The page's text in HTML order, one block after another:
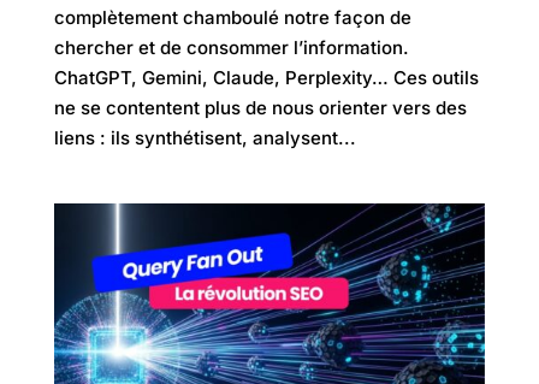
complètement chamboulé notre façon de
chercher et de consommer l’information.
ChatGPT, Gemini, Claude, Perplexity… Ces outils
ne se contentent plus de nous orienter vers des
liens : ils synthétisent, analysent...